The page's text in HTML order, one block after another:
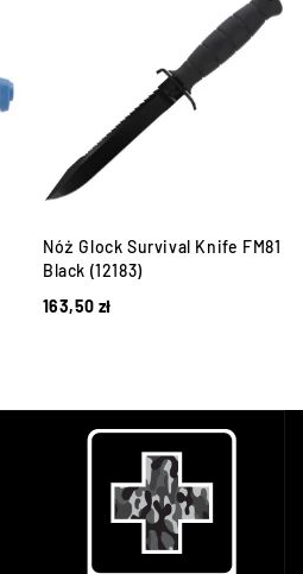
Nóż Glock Survival Knife FM81
Black (12183)
163,50 zł